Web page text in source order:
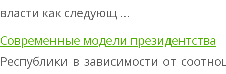
власти как следующ ...
Современные модели президентства
Республики в зависимости от